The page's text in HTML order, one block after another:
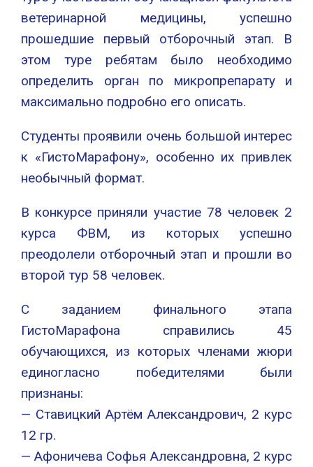
ветеринарной медицины, успешно
прошедшие первый отборочный этап. В
этом туре ребятам было необходимо
определить орган по микропрепарату и
максимально подробно его описать.
Студенты проявили очень большой интерес
к «ГистоМарафону», особенно их привлек
необычный формат.
В конкурсе приняли участие 78 человек 2
курса ФВМ, из которых успешно
преодолели отборочный этап и прошли во
второй тур 58 человек.
С заданием финального этапа
ГистоМарафона справились 45
обучающихся, из которых членами жюри
единогласно победителями были
признаны:
— Ставицкий Артём Александрович, 2 курс
12 гр.
— Афоничева Софья Александровна, 2 курс